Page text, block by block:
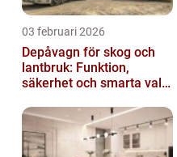
03 februari 2026
Depåvagn för skog och
lantbruk: Funktion,
säkerhet och smarta val